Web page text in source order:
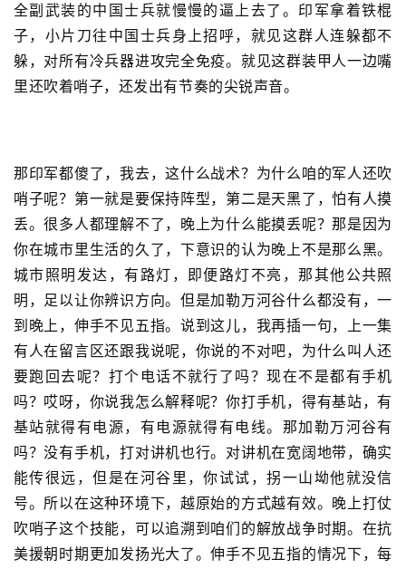
全副武装的中国士兵就慢慢的逼上去了。印军拿着铁棍
子，小片刀往中国士兵身上招呼，就见这群人连躲都不
躲，对所有冷兵器进攻完全免疫。就见这群装甲人一边嘴
里还吹着哨子，还发出有节奏的尖锐声音。
那印军都傻了，我去，这什么战术？为什么咱的军人还吹
哨子呢？第一就是要保持阵型，第二是天黑了，怕有人摸
丢。很多人都理解不了，晚上为什么能摸丢呢？那是因为
你在城市里生活的久了，下意识的认为晚上不是那么黑。
城市照明发达，有路灯，即便路灯不亮，那其他公共照
明，足以让你辨识方向。但是加勒万河谷什么都没有，一
到晚上，伸手不见五指。说到这儿，我再插一句，上一集
有人在留言区还跟我说呢，你说的不对吧，为什么叫人还
要跑回去呢？打个电话不就行了吗？现在不是都有手机
吗？哎呀，你说我怎么解释呢？你打手机，得有基站，有
基站就得有电源，有电源就得有电线。那加勒万河谷有
吗？没有手机，打对讲机也行。对讲机在宽阔地带，确实
能传很远，但是在河谷里，你试试，拐一山坳他就没信
号。所以在这种环境下，越原始的方式越有效。晚上打仗
吹哨子这个技能，可以追溯到咱们的解放战争时期。在抗
美援朝时期更加发扬光大了。伸手不见五指的情况下，每